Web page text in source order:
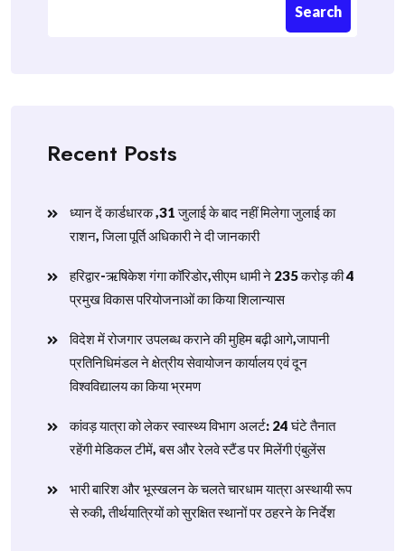
Search
Recent Posts
ध्यान दें कार्डधारक ,31 जुलाई के बाद नहीं मिलेगा जुलाई का
राशन, जिला पूर्ति अधिकारी ने दी जानकारी
हरिद्वार-ऋषिकेश गंगा कॉरिडोर,सीएम धामी ने 235 करोड़ की 4
प्रमुख विकास परियोजनाओं का किया शिलान्यास
विदेश में रोजगार उपलब्ध कराने की मुहिम बढ़ी आगे,जापानी
प्रतिनिधिमंडल ने क्षेत्रीय सेवायोजन कार्यालय एवं दून
विश्वविद्यालय का किया भ्रमण
​कांवड़ यात्रा को लेकर स्वास्थ्य विभाग अलर्ट: 24 घंटे तैनात
रहेंगी मेडिकल टीमें, बस और रेलवे स्टैंड पर मिलेंगी एंबुलेंस
​भारी बारिश और भूस्खलन के चलते चारधाम यात्रा अस्थायी रूप
से रुकी, तीर्थयात्रियों को सुरक्षित स्थानों पर ठहरने के निर्देश